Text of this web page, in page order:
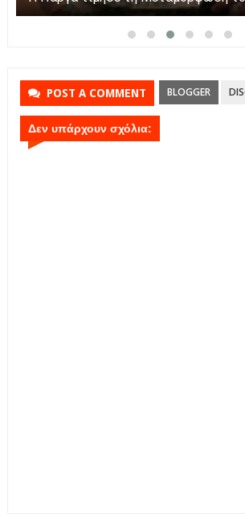
POST A COMMENT BLOGGER
Δεν υπάρχουν σχόλια: